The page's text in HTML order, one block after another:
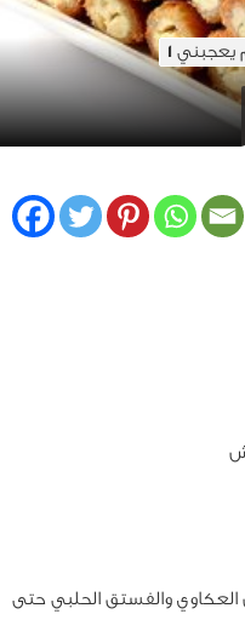
يعجبني 1
العكاوي والفستق الحلبي حتى